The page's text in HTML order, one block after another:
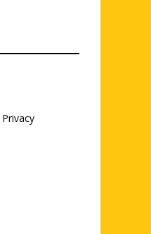
Privacy